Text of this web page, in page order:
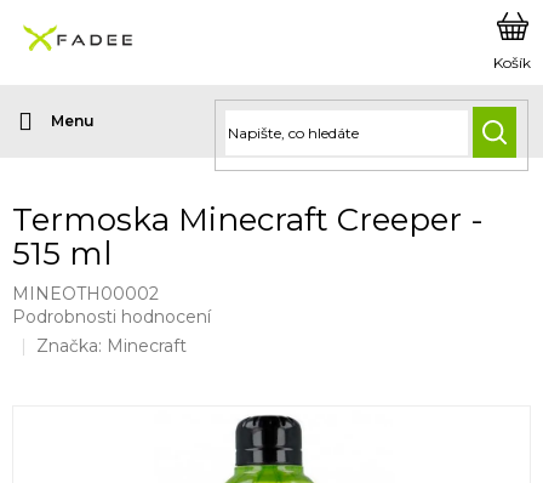
obsah
Termoska Minecraft Creeper -
515 ml
MINEOTH00002
Průměrné
hodnocení
Podrobnosti hodnocení
Značka: Minecraft